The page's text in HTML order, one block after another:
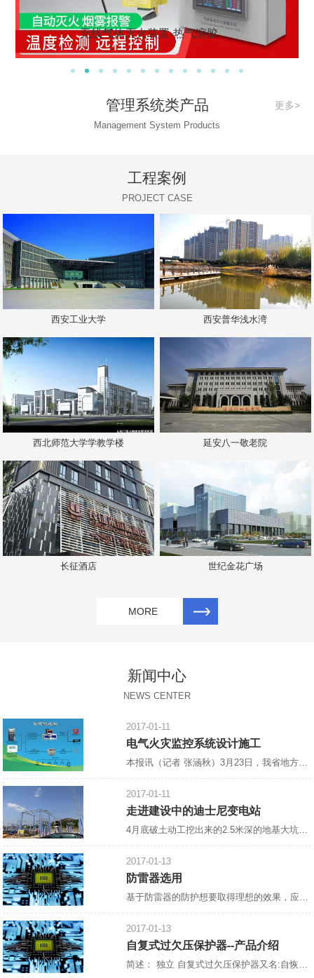
无线气体灭火装置-热气溶胶
管理系统类产品 更多>
Management System Products
工程案例
PROJECT CASE
西安工业大学 西安普华浅水湾
西北师范大学学教学楼 延安八一敬老院
长征酒店 世纪金花广场
MORE
新闻中心
NEWS CENTER
2017-01-11
电气火灾监控系统设计施工
2017-01-11
走进建设中的迪士尼变电站
2017-01-13
防雷器选用
2017-01-13
自复式过欠压保护器--产品介绍